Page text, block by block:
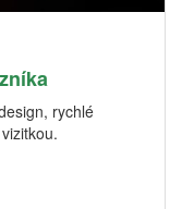
rychlé